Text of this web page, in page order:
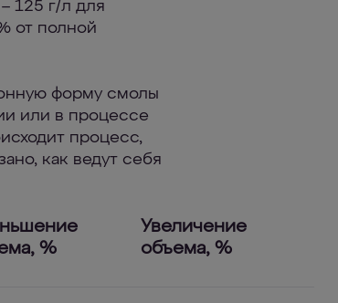
125 г/л для
от полной
форму смолы
или в процессе
процесс,
как ведут себя
%
Увеличение
объема, %